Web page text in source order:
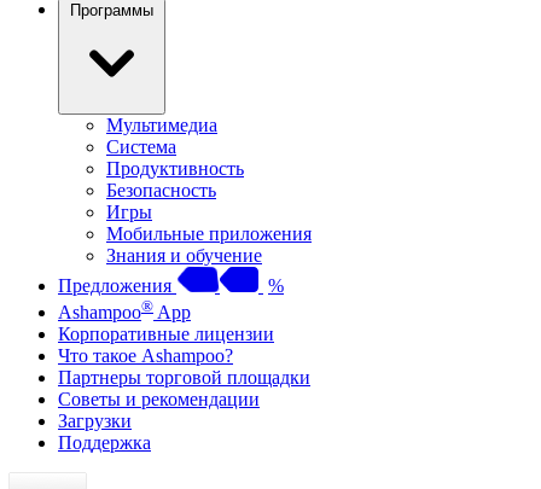
Программы
Мультимедиа
Система
Продуктивность
Безопасность
Игры
Мобильные приложения
Знания и обучение
Предложения
%
Ashampoo® App
Корпоративные лицензии
Что такое Ashampoo?
Партнеры торговой площадки
Советы и рекомендации
Загрузки
Поддержка